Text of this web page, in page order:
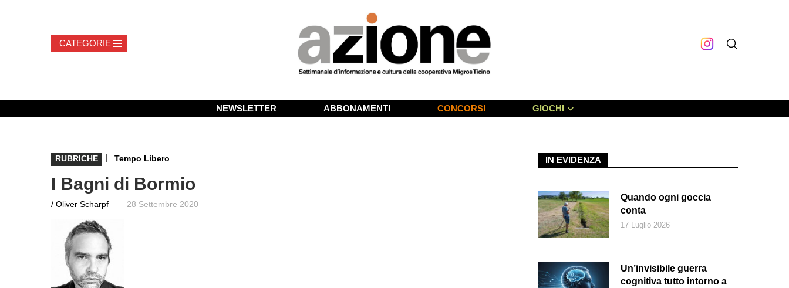
NEWSLETTER ABBONAMENTI CONCORSI GIOCHI
RUBRICHE | Tempo Libero
I Bagni di Bormio
/ Oliver Scharpf 28 Settembre 2020
IN EVIDENZA
Quando ogni goccia
conta
17 Luglio 2026
Un’invisibile guerra
cognitiva tutto intorno a